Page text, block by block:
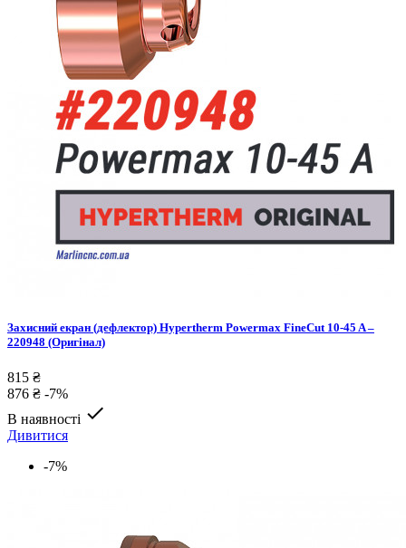
Захисний екран (дефлектор) Hypertherm Powermax FineCut 10-45 A –
220948 (Оригінал)
815 ₴
876 ₴ -7%
В наявності 
Дивитися
-7%